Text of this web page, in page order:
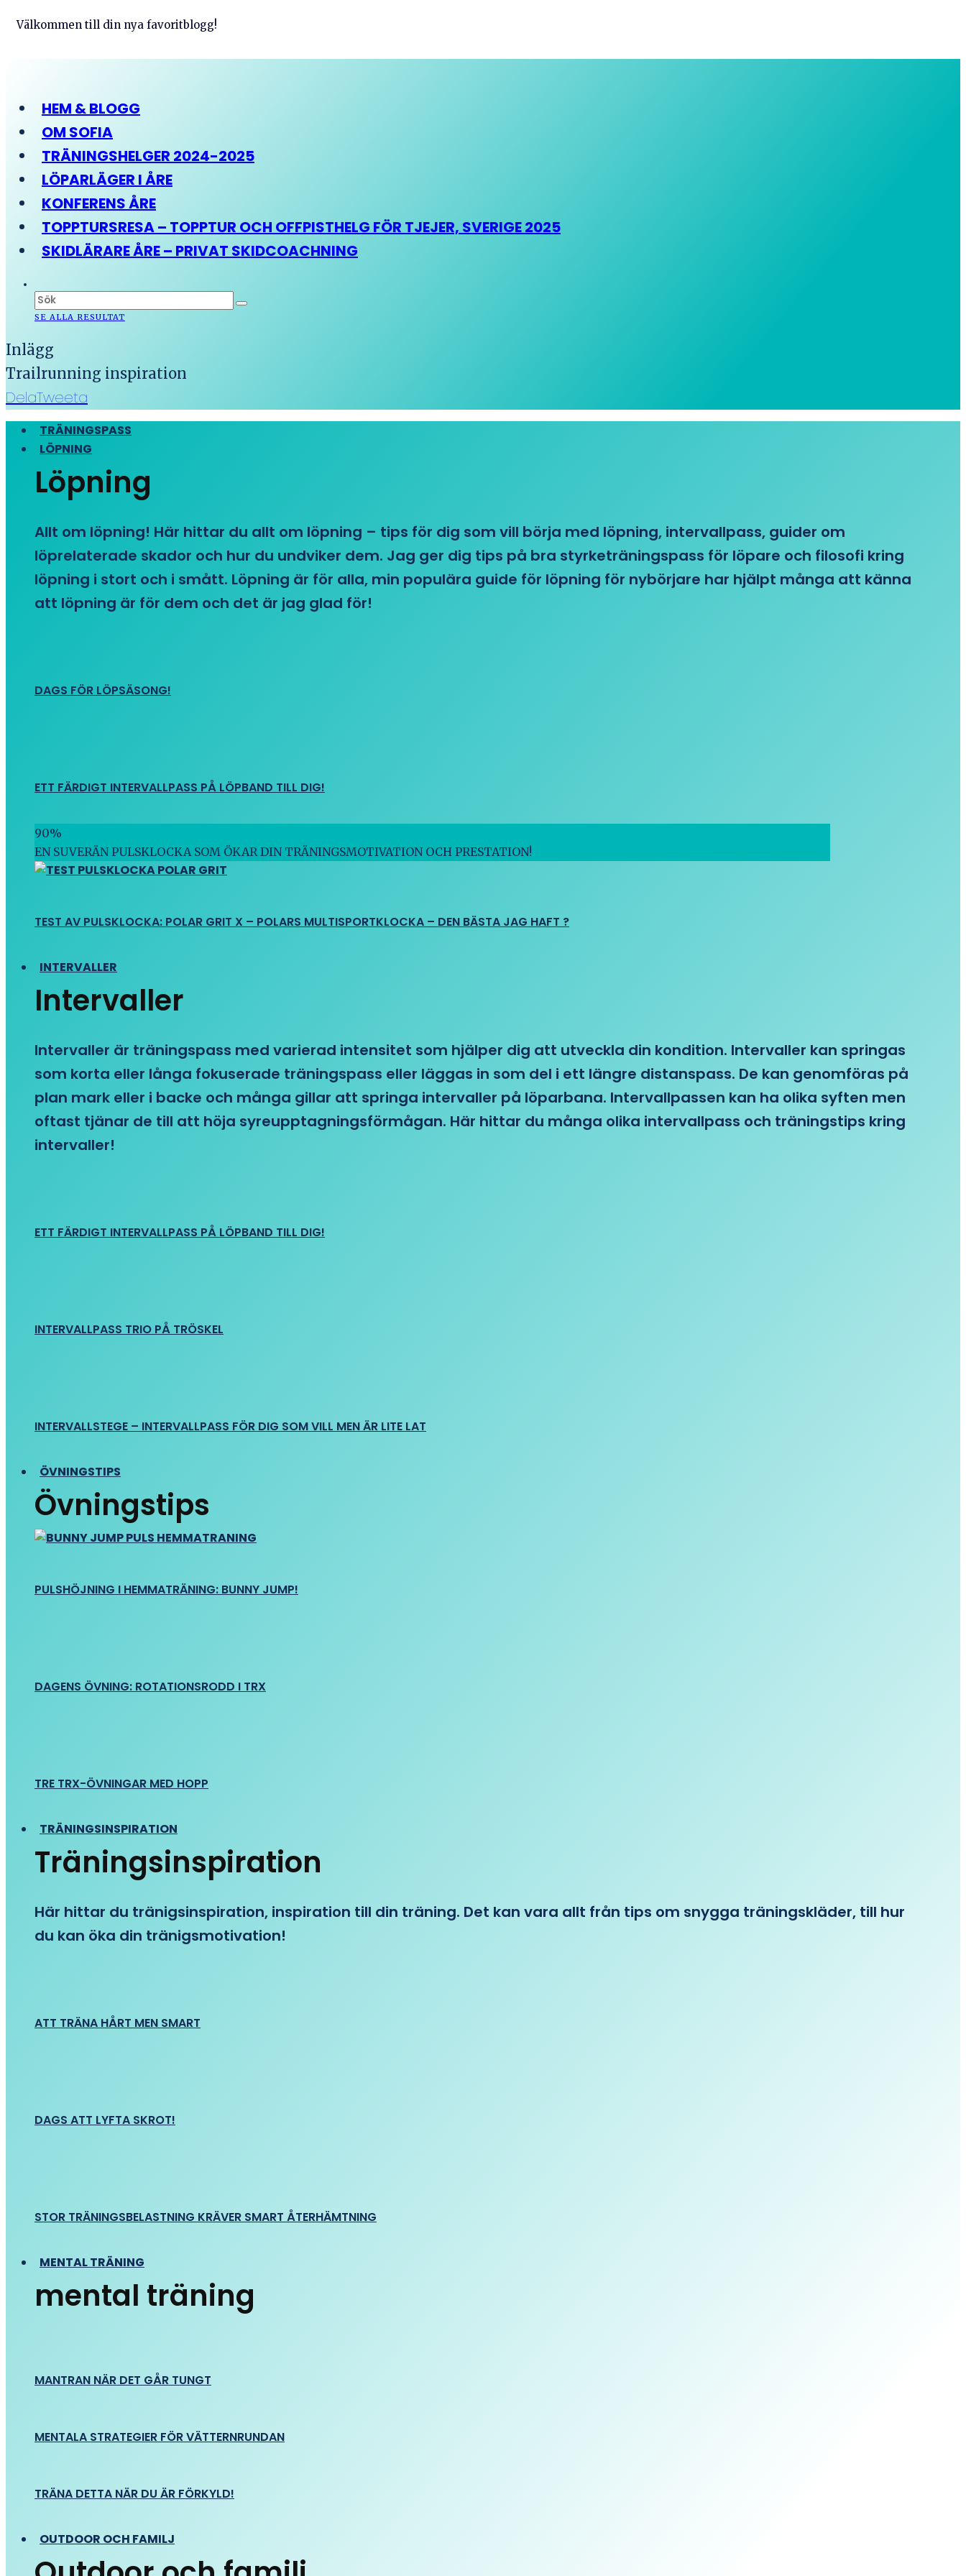
Välkommen till din nya favoritblogg!
HEM & BLOGG
OM SOFIA
TRÄNINGSHELGER 2024-2025
LÖPARLÄGER I ÅRE
KONFERENS ÅRE
TOPPTURSRESA – TOPPTUR OCH OFFPISTHELG FÖR TJEJER, SVERIGE 2025
SKIDLÄRARE ÅRE – PRIVAT SKIDCOACHNING
SE ALLA RESULTAT
Inlägg
Trailrunning inspiration
DelaTweeta
TRÄNINGSPASS
LÖPNING
Löpning
Allt om löpning! Här hittar du allt om löpning – tips för dig som vill börja med löpning, intervallpass, guider om
löprelaterade skador och hur du undviker dem. Jag ger dig tips på bra styrketräningspass för löpare och filosofi kring
löpning i stort och i smått. Löpning är för alla, min populära guide för löpning för nybörjare har hjälpt många att känna
att löpning är för dem och det är jag glad för!
DAGS FÖR LÖPSÄSONG!
ETT FÄRDIGT INTERVALLPASS PÅ LÖPBAND TILL DIG!
90%
EN SUVERÄN PULSKLOCKA SOM ÖKAR DIN TRÄNINGSMOTIVATION OCH PRESTATION!
TEST AV PULSKLOCKA: POLAR GRIT X – POLARS MULTISPORTKLOCKA – DEN BÄSTA JAG HAFT ?
INTERVALLER
Intervaller
Intervaller är träningspass med varierad intensitet som hjälper dig att utveckla din kondition. Intervaller kan springas
som korta eller långa fokuserade träningspass eller läggas in som del i ett längre distanspass. De kan genomföras på
plan mark eller i backe och många gillar att springa intervaller på löparbana. Intervallpassen kan ha olika syften men
oftast tjänar de till att höja syreupptagningsförmågan. Här hittar du många olika intervallpass och träningstips kring
intervaller!
ETT FÄRDIGT INTERVALLPASS PÅ LÖPBAND TILL DIG!
INTERVALLPASS TRIO PÅ TRÖSKEL
INTERVALLSTEGE – INTERVALLPASS FÖR DIG SOM VILL MEN ÄR LITE LAT
ÖVNINGSTIPS
Övningstips
PULSHÖJNING I HEMMATRÄNING: BUNNY JUMP!
DAGENS ÖVNING: ROTATIONSRODD I TRX
TRE TRX-ÖVNINGAR MED HOPP
TRÄNINGSINSPIRATION
Träningsinspiration
Här hittar du tränigsinspiration, inspiration till din träning. Det kan vara allt från tips om snygga träningskläder, till hur
du kan öka din tränigsmotivation!
ATT TRÄNA HÅRT MEN SMART
DAGS ATT LYFTA SKROT!
STOR TRÄNINGSBELASTNING KRÄVER SMART ÅTERHÄMTNING
MENTAL TRÄNING
mental träning
MANTRAN NÄR DET GÅR TUNGT
MENTALA STRATEGIER FÖR VÄTTERNRUNDAN
TRÄNA DETTA NÄR DU ÄR FÖRKYLD!
OUTDOOR OCH FAMILJ